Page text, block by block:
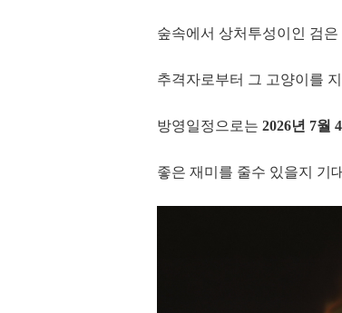
숲속에서 상처투성이인 검
추격자로부터 그 고양이를
방영일정으로는 2026년 7월
좋은 재미를 줄수 있을지 기